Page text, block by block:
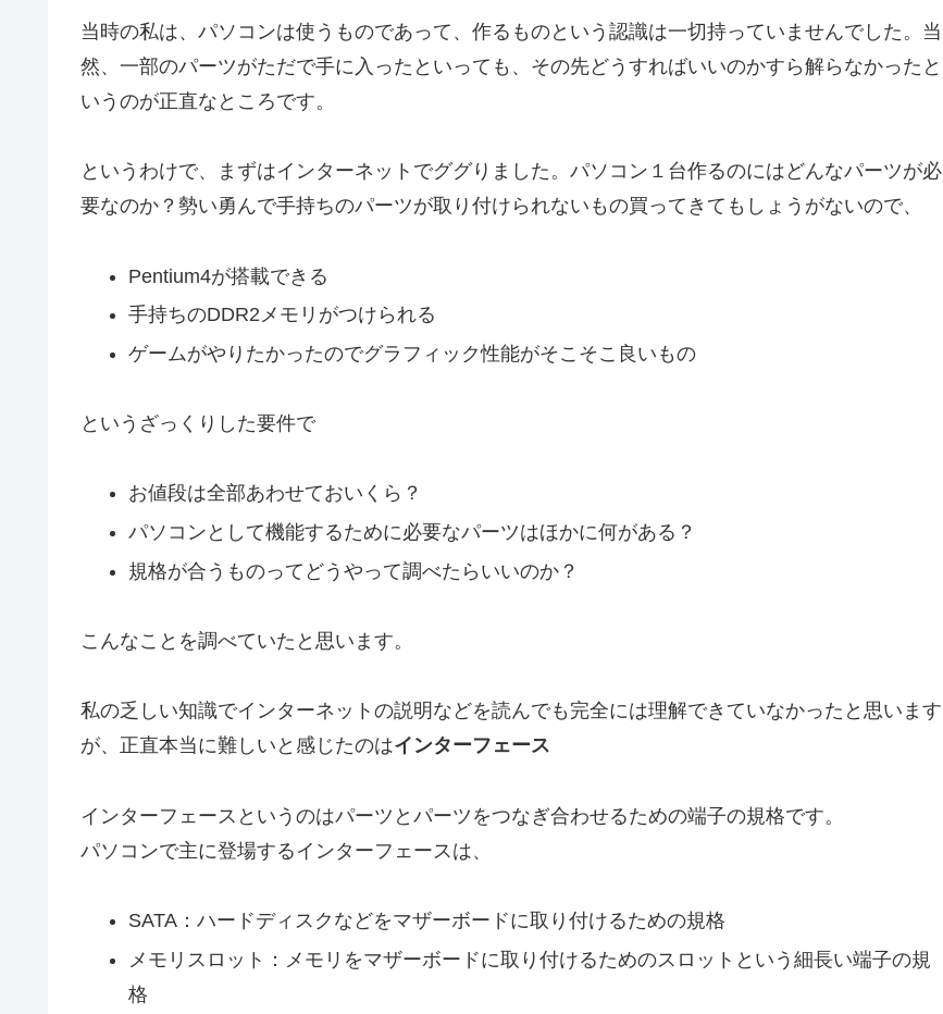
当時の私は、パソコンは使うものであって、作るものという認識は一切持っていませんでした。当
然、一部のパーツがただで手に入ったといっても、その先どうすればいいのかすら解らなかったと
いうのが正直なところです。
というわけで、まずはインターネットでググりました。パソコン１台作るのにはどんなパーツが必
要なのか？勢い勇んで手持ちのパーツが取り付けられないもの買ってきてもしょうがないので、
Pentium4が搭載できる
手持ちのDDR2メモリがつけられる
ゲームがやりたかったのでグラフィック性能がそこそこ良いもの
というざっくりした要件で
お値段は全部あわせておいくら？
パソコンとして機能するために必要なパーツはほかに何がある？
規格が合うものってどうやって調べたらいいのか？
こんなことを調べていたと思います。
私の乏しい知識でインターネットの説明などを読んでも完全には理解できていなかったと思います
が、正直本当に難しいと感じたのはインターフェース
インターフェースというのはパーツとパーツをつなぎ合わせるための端子の規格です。
パソコンで主に登場するインターフェースは、
SATA：ハードディスクなどをマザーボードに取り付けるための規格
メモリスロット：メモリをマザーボードに取り付けるためのスロットという細長い端子の規
格